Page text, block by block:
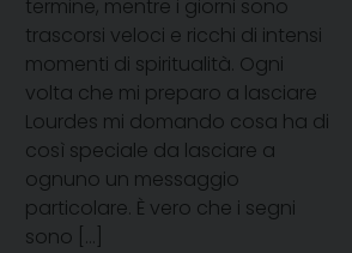
termine, mentre i giorni sono
trascorsi veloci e ricchi di intensi
momenti di spiritualità. Ogni
volta che mi preparo a lasciare
Lourdes mi domando cosa ha di
così speciale da lasciare a
ognuno un messaggio
particolare. È vero che i segni
sono […]